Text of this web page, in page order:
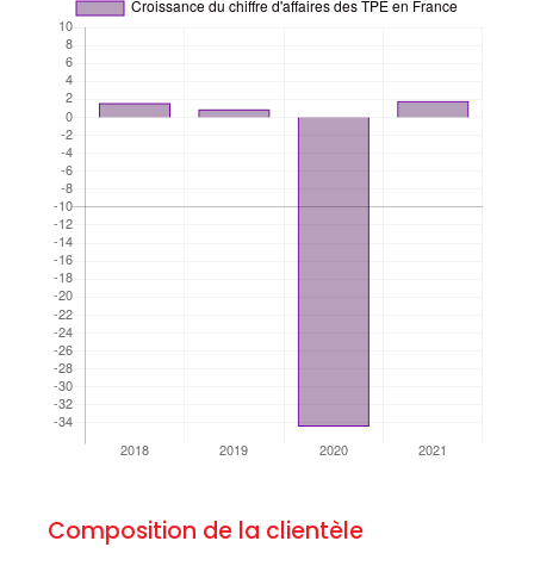
Composition de la clientèle